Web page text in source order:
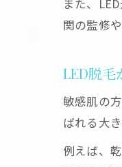
また、
関の監修
LED脱毛
敏感肌の
ばれる大
例えば、